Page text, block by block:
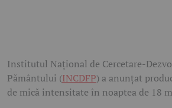
Institutul Național de Cercetare-
Pământului (INCDFP) a anunțat
de mică intensitate în noaptea de 18